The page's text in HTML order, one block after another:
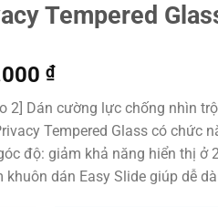
Tempered
₫
2] Dán cường lực chống nhìn
Tempered Glass có chức
độ: giảm khả năng hiển thị ở
khuôn dán Easy Slide giúp dễ